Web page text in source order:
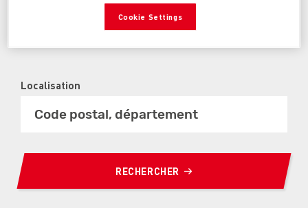
Localisation
RECHERCHER
Cookie Settings